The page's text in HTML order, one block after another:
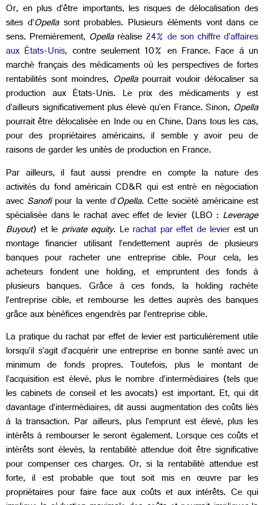
Or, en plus d’être importants, les risques de délocalisation des
sites d’Opellasont probables. Plusieurs éléments vont dans ce
sens. Premièrement, Opellaréalise 24% de son chiffre d’affaires
aux États-Unis, contre seulement 10% en France. Face à un
marché français des médicaments où les perspectives de fortes
rentabilités sont moindres, Opellapourrait vouloir délocaliser sa
production aux États-Unis. Le prix des médicaments y est
d’ailleurs significativement plus élevé qu’en France. Sinon, Opella
pourrait être délocalisée en Inde ou en Chine. Dans tous les cas,
pour des propriétaires américains, il semble y avoir peu de
raisons de garder les unités de production en France.
Par ailleurs, il faut aussi prendre en compte la nature des
activités du fond américain CD&R qui est entré en négociation
avec Sanofipour la vente d’Opella. Cette société américaine est
spécialisée dans le rachat avec effet de levier (LBO : Leverage
Buyout) et le private equity. Le rachat par effet de levier est un
montage financier utilisant l’endettement auprès de plusieurs
banques pour racheter une entreprise cible. Pour cela, les
acheteurs fondent une holding, et empruntent des fonds à
plusieurs banques. Grâce à ces fonds, la holding rachète
l’entreprise cible, et rembourse les dettes auprès des banques
grâce aux bénéfices engendrés par l’entreprise cible.
La pratique du rachat par effet de levier est particulièrement utile
lorsqu’il s’agit d’acquérir une entreprise en bonne santé avec un
minimum de fonds propres. Toutefois, plus le montant de
l’acquisition est élevé, plus le nombre d’intermédiaires (tels que
les cabinets de conseil et les avocats) est important. Et, qui dit
davantage d’intermédiaires, dit aussi augmentation des coûts liés
à la transaction. Par ailleurs, plus l’emprunt est élevé, plus les
intérêts à rembourser le seront également. Lorsque ces coûts et
intérêts sont élevés, la rentabilité attendue doit être significative
pour compenser ces charges. Or, si la rentabilité attendue est
forte, il est probable que tout soit mis en œuvre par les
propriétaires pour faire face aux coûts et aux intérêts. Ce qui